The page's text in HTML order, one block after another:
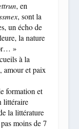
, en
, sont la
un écho de
la nature
»
à la
amour et paix
formation et
littéraire
la littérature
moins de 7